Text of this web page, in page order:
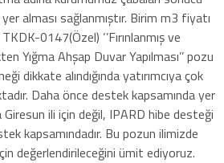
alması sağlanmıştır. Birim m3 fiyatı
0147(Özel) ‘’Fırınlanmış ve
Yığma Ahşap Duvar Yapılması’’ pozu
dikkate alındığında yatırımcıya çok
Daha önce destek kapsamında yer
ili için değil, IPARD hibe desteği
kapsamındadır. Bu pozun ilimizde
değerlendirileceğini ümit ediyoruz.